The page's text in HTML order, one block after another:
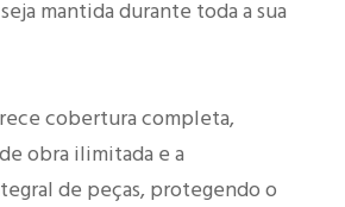
mantida durante toda a sua
cobertura completa,
obra ilimitada e a
de peças, protegendo o